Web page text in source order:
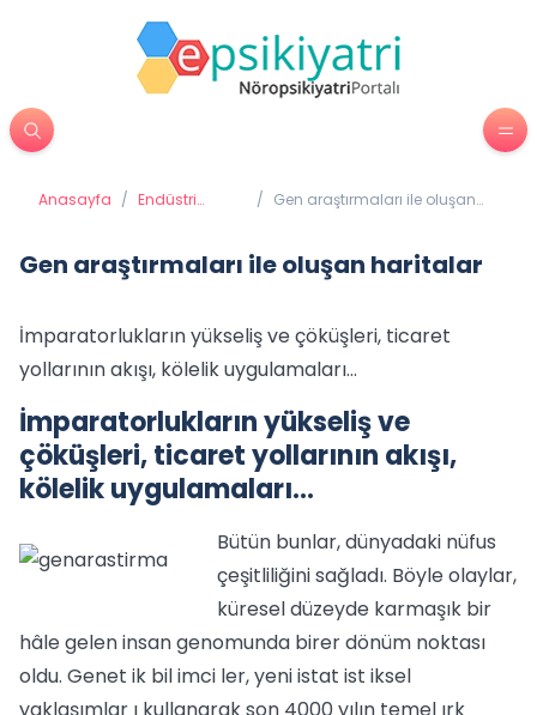
Anasayfa / Endüstri
/ Gen araştırmaları ile oluşan
Gen araştırmaları ile oluşan haritalar
İmparatorlukların yükseliş ve çöküşleri, ticaret
yollarının akışı, kölelik uygulamaları…
İmparatorlukların yükseliş ve
çöküşleri, ticaret yollarının akışı,
kölelik uygulamaları…
Bütün bunlar, dünyadaki nüfus
çeşitliliğini sağladı. Böyle olaylar,
küresel düzeyde karmaşık bir
hâle gelen insan genomunda birer dönüm noktası
oldu. Genet ik bil imci ler, yeni istat ist iksel